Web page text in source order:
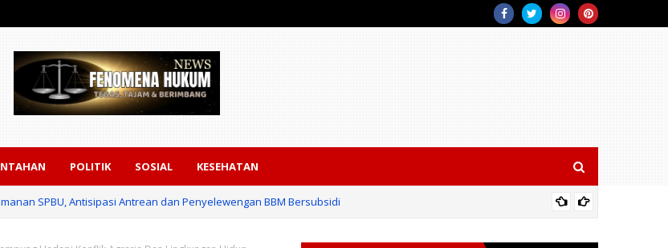
POLITIK SOSIAL KESEHATAN
SPBU, Antisipasi Antrean dan Penyelewengan BBM Bersubsidi